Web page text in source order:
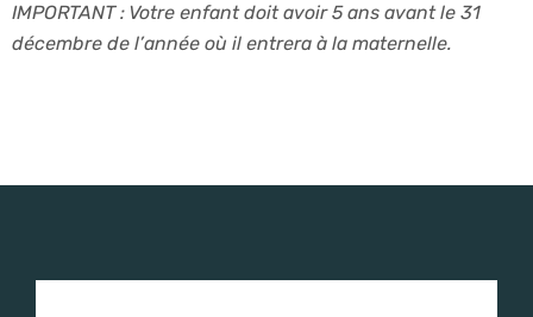
IMPORTANT : Votre enfant doit avoir 5 ans avant le 31
décembre de l’année où il entrera à la maternelle.